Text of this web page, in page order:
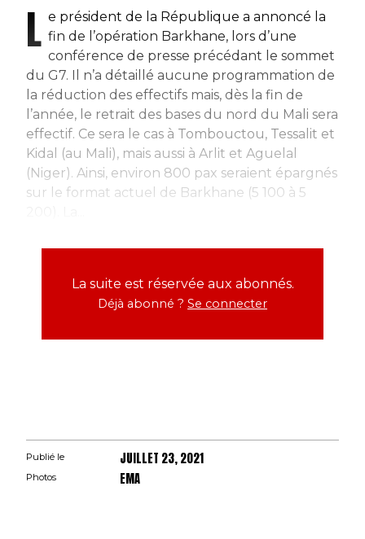
L e président de la République a annoncé la
fin de l’opération Barkhane, lors d’une
conférence de presse précédant le sommet
du G7. Il n’a détaillé aucune programmation de
la réduction des effectifs mais, dès la fin de
l’année, le retrait des bases du nord du Mali sera
effectif. Ce sera le cas à Tombouctou, Tessalit et
Kidal (au Mali), mais aussi à Arlit et Aguelal
(Niger). Ainsi, environ 800 pax seraient épargnés
sur le format actuel de Barkhane (5 100 à 5
La suite est réservée aux abonnés.
Déjà abonné ? Se connecter
Publié le JUILLET 23, 2021
Photos EMA